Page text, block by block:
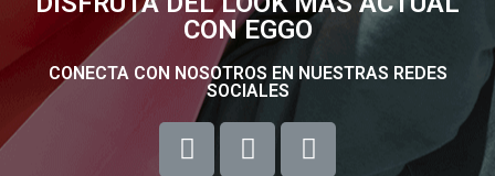
CON EGGO
CONECTA CON NOSOTROS EN NUESTRAS REDES
SOCIALES